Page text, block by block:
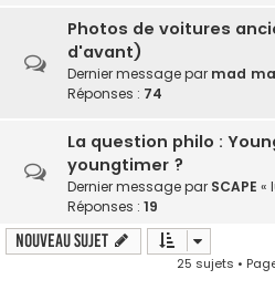
Photos de voitures
d'avant)
Dernier message par mad
Réponses : 74
La question philo :
youngtimer ?
Dernier message par SCAPE «
Réponses : 19
Nouveau sujet
25 sujets •